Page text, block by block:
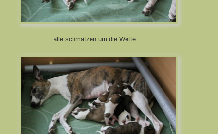
alle schmatzen um die Wette….